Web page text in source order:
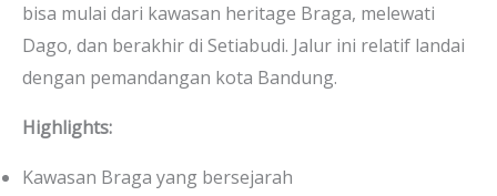
bisa mulai dari kawasan heritage Braga, melewati
Dago, dan berakhir di Setiabudi. Jalur ini relatif landai
dengan pemandangan kota Bandung.
Highlights:
Kawasan Braga yang bersejarah